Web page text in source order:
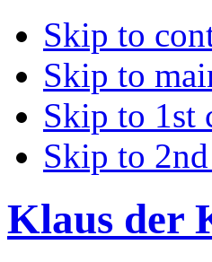
Skip to
Skip to
Skip to 1st
Skip to
Klaus der